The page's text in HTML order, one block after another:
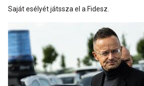
Saját esélyét játssza el a Fidesz.